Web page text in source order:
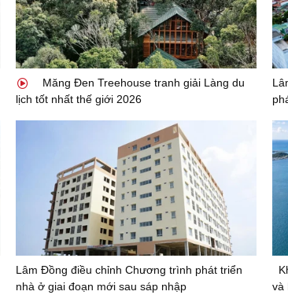
Măng Đen Treehouse tranh giải Làng du
lịch tốt nhất thế giới 2026
Lâm Đồng điều chỉnh Chương trình phát triển
nhà ở giai đoạn mới sau sáp nhập
và